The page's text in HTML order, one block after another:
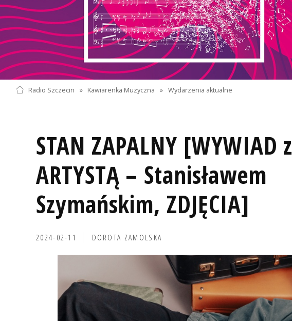
Radio Szczecin » Kawiarenka Muzyczna » Wydarzenia aktualne
STAN ZAPALNY [WYWIAD z
ARTYSTĄ – Stanisławem
Szymańskim, ZDJĘCIA]
2024-02-11 DOROTA ZAMOLSKA